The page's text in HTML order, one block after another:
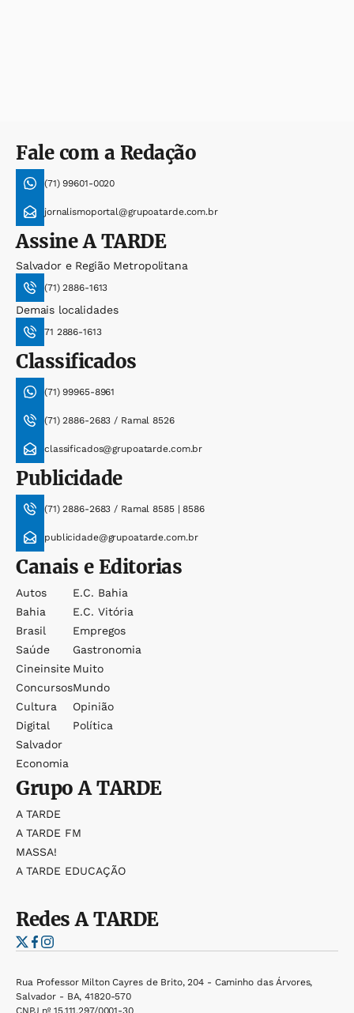
Fale com a Redação
(71) 99601-0020
jornalismoportal@grupoatarde.com.br
AssineA TARDE
Salvador e Região Metropolitana
(71) 2886-1613
Demais localidades
71 2886-1613
Classificados
(71) 99965-8961
(71) 2886-2683 / Ramal 8526
classificados@grupoatarde.com.br
Publicidade
(71) 2886-2683 / Ramal 8585 | 8586
publicidade@grupoatarde.com.br
Canais e Editorias
Autos
Bahia
Brasil
Saúde
Cineinsite
Concursos
Cultura
Digital
Salvador
Economia
E.c. Bahia
E.c. Vitória
Empregos
Gastronomia
Muito
Mundo
Opinião
Política
GrupoA TARDE
A TARDE
A TARDE FM
MASSA!
A TARDE EDUCAÇÃO
RedesA TARDE
Rua Professor Milton Cayres de Brito, 204 - Caminho das Árvores,
Salvador - BA, 41820-570
CNPJ nº 15.111.297/0001-30